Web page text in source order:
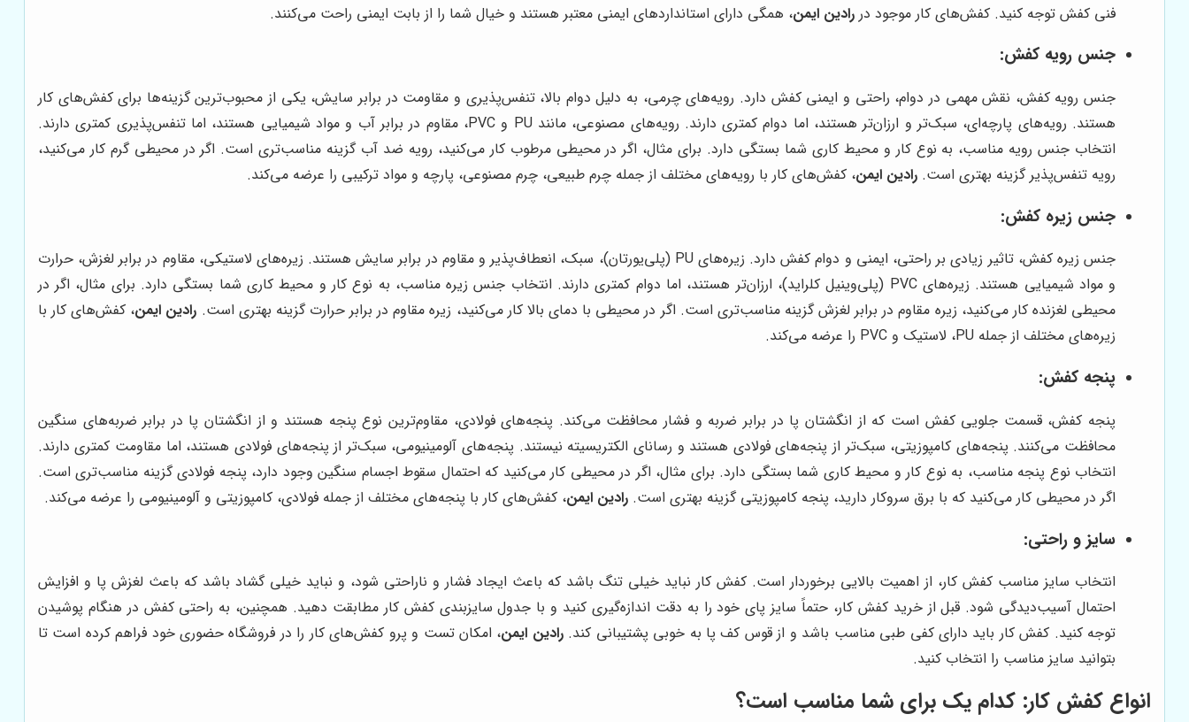
فنی کفش توجه کنید. کفش‌های کار موجود در رادین ایمن، همگی دارای استانداردهای ایمنی معتبر هستند و خیال شما را از بابت ایمنی راحت می‌کنند.
جنس رویه کفش:
جنس رویه کفش، نقش مهمی در دوام، راحتی و ایمنی کفش دارد. رویه‌های چرمی، به دلیل دوام بالا، تنفس‌پذیری و مقاومت در برابر سایش، یکی از محبوب‌ترین گزینه‌ها برای کفش‌های کار
هستند. رویه‌های پارچه‌ای، سبک‌تر و ارزان‌تر هستند، اما دوام کمتری دارند. رویه‌های مصنوعی، مانند PU و PVC، مقاوم در برابر آب و مواد شیمیایی هستند، اما تنفس‌پذیری کمتری دارند.
انتخاب جنس رویه مناسب، به نوع کار و محیط کاری شما بستگی دارد. برای مثال، اگر در محیطی مرطوب کار می‌کنید، رویه ضد آب گزینه مناسب‌تری است. اگر در محیطی گرم کار می‌کنید،
رویه تنفس‌پذیر گزینه بهتری است. رادین ایمن، کفش‌های کار با رویه‌های مختلف از جمله چرم طبیعی، چرم مصنوعی، پارچه و مواد ترکیبی را عرضه می‌کند.
جنس زیره کفش:
جنس زیره کفش، تاثیر زیادی بر راحتی، ایمنی و دوام کفش دارد. زیره‌های PU (پلی‌یورتان)، سبک، انعطاف‌پذیر و مقاوم در برابر سایش هستند. زیره‌های لاستیکی، مقاوم در برابر لغزش، حرارت
و مواد شیمیایی هستند. زیره‌های PVC (پلی‌وینیل کلراید)، ارزان‌تر هستند، اما دوام کمتری دارند. انتخاب جنس زیره مناسب، به نوع کار و محیط کاری شما بستگی دارد. برای مثال، اگر در
محیطی لغزنده کار می‌کنید، زیره مقاوم در برابر لغزش گزینه مناسب‌تری است. اگر در محیطی با دمای بالا کار می‌کنید، زیره مقاوم در برابر حرارت گزینه بهتری است. رادین ایمن، کفش‌های کار با
زیره‌های مختلف از جمله PU، لاستیک و PVC را عرضه می‌کند.
پنجه کفش:
پنجه کفش، قسمت جلویی کفش است که از انگشتان پا در برابر ضربه و فشار محافظت می‌کند. پنجه‌های فولادی، مقاوم‌ترین نوع پنجه هستند و از انگشتان پا در برابر ضربه‌های سنگین
محافظت می‌کنند. پنجه‌های کامپوزیتی، سبک‌تر از پنجه‌های فولادی هستند و رسانای الکتریسیته نیستند. پنجه‌های آلومینیومی، سبک‌تر از پنجه‌های فولادی هستند، اما مقاومت کمتری دارند.
انتخاب نوع پنجه مناسب، به نوع کار و محیط کاری شما بستگی دارد. برای مثال، اگر در محیطی کار می‌کنید که احتمال سقوط اجسام سنگین وجود دارد، پنجه فولادی گزینه مناسب‌تری است.
اگر در محیطی کار می‌کنید که با برق سروکار دارید، پنجه کامپوزیتی گزینه بهتری است. رادین ایمن، کفش‌های کار با پنجه‌های مختلف از جمله فولادی، کامپوزیتی و آلومینیومی را عرضه می‌کند.
سایز و راحتی:
انتخاب سایز مناسب کفش کار، از اهمیت بالایی برخوردار است. کفش کار نباید خیلی تنگ باشد که باعث ایجاد فشار و ناراحتی شود، و نباید خیلی گشاد باشد که باعث لغزش پا و افزایش
احتمال آسیب‌دیدگی شود. قبل از خرید کفش کار، حتماً سایز پای خود را به دقت اندازه‌گیری کنید و با جدول سایزبندی کفش کار مطابقت دهید. همچنین، به راحتی کفش در هنگام پوشیدن
توجه کنید. کفش کار باید دارای کفی طبی مناسب باشد و از قوس کف پا به خوبی پشتیبانی کند.رادین ایمن، امکان تست و پرو کفش‌های کار را در فروشگاه حضوری خود فراهم کرده است تا
بتوانید سایز مناسب را انتخاب کنید.
انواع کفش کار: کدام یک برای شما مناسب است؟